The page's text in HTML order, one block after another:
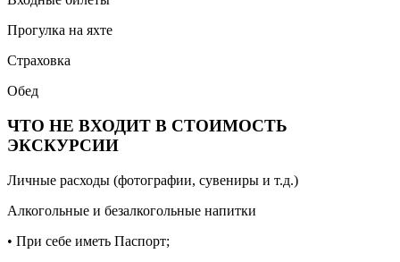
Прогулка на яхте
Страховка
Обед
ЧТО НЕ ВХОДИТ В СТОИМОСТЬ
ЭКСКУРСИИ
Личные расходы (фотографии, сувениры и т.д.)
Алкогольные и безалкогольные напитки
• При себе иметь Паспорт;